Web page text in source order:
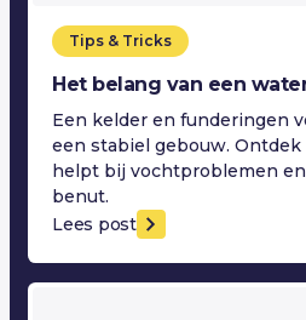
Tips & Tricks
Het belang van een
Een kelder en funderingen
een stabiel gebouw.
helpt bij vochtproblemen
benut.
Lees post